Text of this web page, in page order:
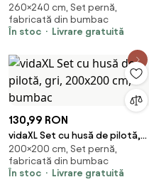
antracit, 260x240 cm, bumbac
260×240 cm, Set pernă,
fabricată din bumbac
În stoc
Livrare gratuită
130,99 RON
vidaXL Set cu husă de pilotă,
gri, 200x200 cm, bumbac
200×200 cm, Set pernă,
fabricată din bumbac
În stoc
Livrare gratuită